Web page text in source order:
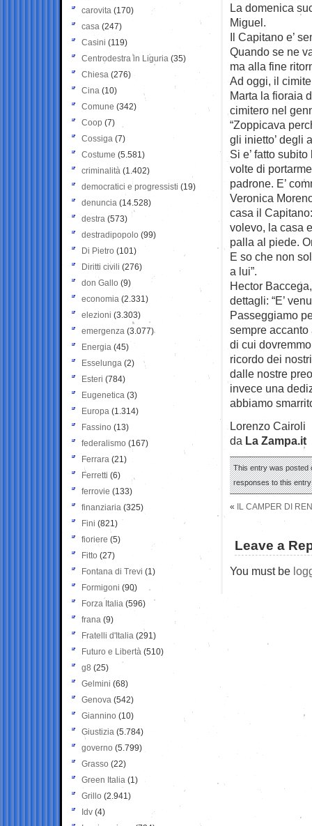
La domenica
Miguel.
Il Capitano e’
Quando se ne
ma alla fine
Ad oggi, il
Marta la fioraia
cimitero nel
“Zoppicava
gli inietto’ degli
Si e’ fatto
volte di
padrone. E’
Veronica
casa il
volevo, la casa
palla al piede.
E so che non
a lui”.
Hector
dettagli: “E’
Passeggiamo
sempre
di cui
ricordo dei
dalle nostre
invece una
abbiamo
Lorenzo Cairoli
da La Zampa.it
This entry was posted
responses to this
« IL CAMPER DI
Leave a
You must be
carovita (170)
casa (247)
Casini (119)
Centrodestra in Liguria (35)
Chiesa (276)
Cina (10)
Comune (342)
Coop (7)
Cossiga (7)
Costume (5.581)
criminalità (1.402)
democratici e progressisti (19)
denuncia (14.528)
destra (573)
destradipopolo (99)
Di Pietro (101)
Diritti civili (276)
don Gallo (9)
economia (2.331)
elezioni (3.303)
emergenza (3.077)
Energia (45)
Esselunga (2)
Esteri (784)
Eugenetica (3)
Europa (1.314)
Fassino (13)
federalismo (167)
Ferrara (21)
Ferretti (6)
ferrovie (133)
finanziaria (325)
Fini (821)
fioriere (5)
Fitto (27)
Fontana di Trevi (1)
Formigoni (90)
Forza Italia (596)
frana (9)
Fratelli d'Italia (291)
Futuro e Libertà (510)
g8 (25)
Gelmini (68)
Genova (542)
Giannino (10)
Giustizia (5.784)
governo (5.799)
Grasso (22)
Green Italia (1)
Grillo (2.941)
Idv (4)